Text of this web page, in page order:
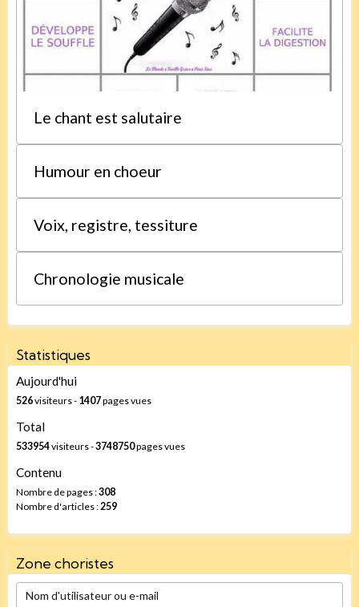
Le chant est salutaire
Humour en choeur
Voix, registre, tessiture
Chronologie musicale
Statistiques
Aujourd'hui
526visiteurs - 1407pages vues
Total
533954visiteurs -3748750pages vues
Contenu
Nombre de pages :308
Nombre d'articles :259
Zone choristes